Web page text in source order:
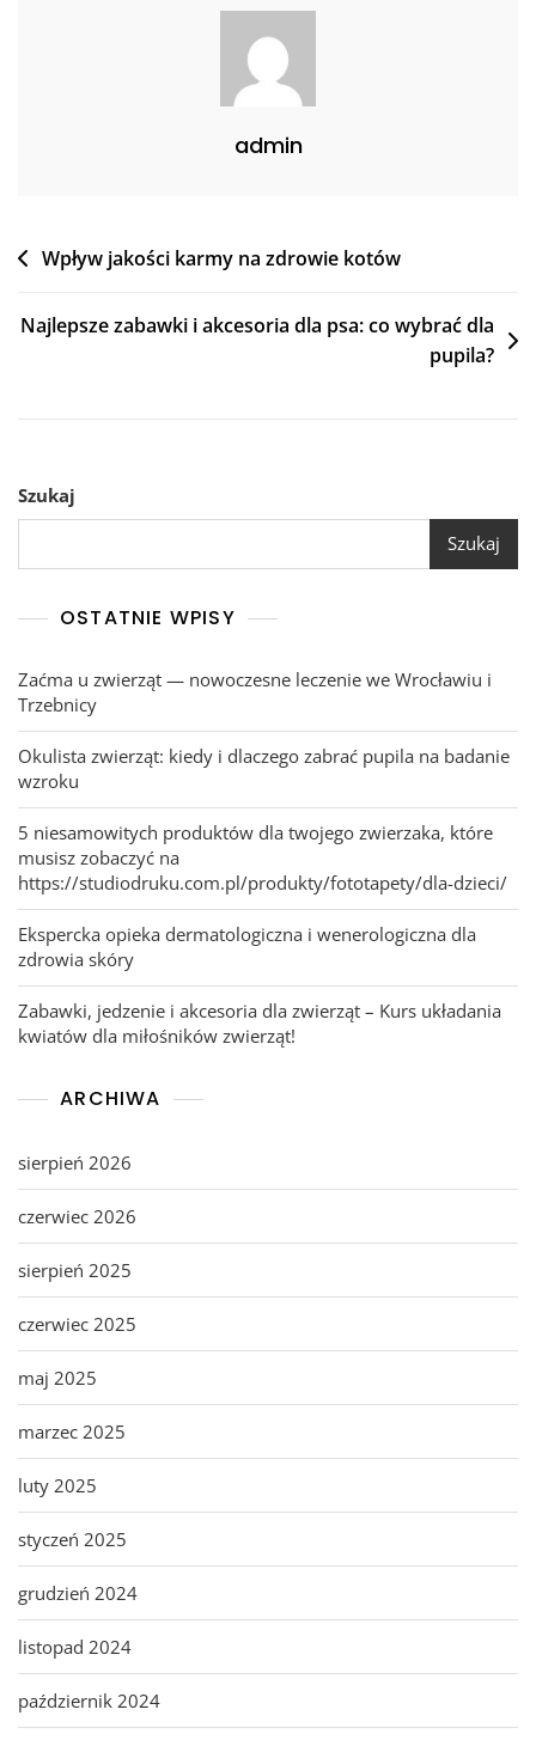
admin
Nawigacja
Wpływ jakości karmy na zdrowie kotów
Najlepsze zabawki i akcesoria dla psa: co wybrać dla
pupila?
Szukaj
Szukaj
OSTATNIE WPISY
Zaćma u zwierząt — nowoczesne leczenie we Wrocławiu i
Trzebnicy
Okulista zwierząt: kiedy i dlaczego zabrać pupila na badanie
wzroku
5 niesamowitych produktów dla twojego zwierzaka, które
musisz zobaczyć na
https://studiodruku.com.pl/produkty/fototapety/dla-dzieci/
Ekspercka opieka dermatologiczna i wenerologiczna dla
zdrowia skóry
Zabawki, jedzenie i akcesoria dla zwierząt – Kurs układania
kwiatów dla miłośników zwierząt!
ARCHIWA
sierpień 2026
czerwiec 2026
sierpień 2025
czerwiec 2025
maj 2025
marzec 2025
luty 2025
styczeń 2025
grudzień 2024
listopad 2024
październik 2024